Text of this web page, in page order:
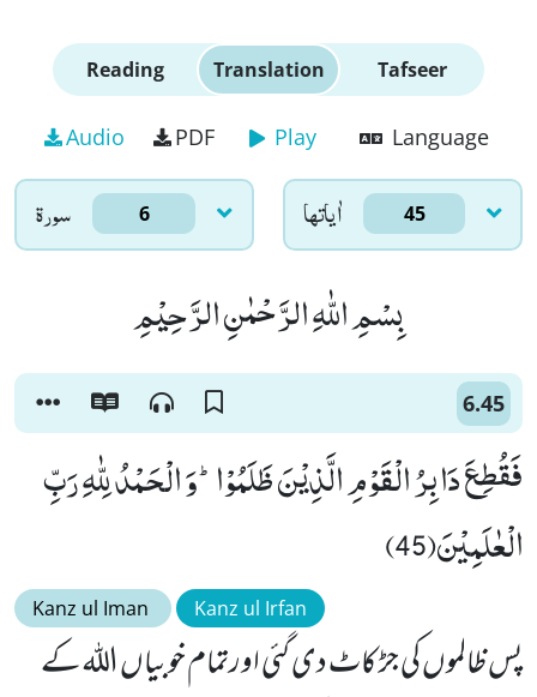
Reading Translation Tafseer
Audio PDF Play Language
سورۃ 6 اٰياتها 45
بِسْمِ اللّٰهِ الرَّحْمٰنِ الرَّحِیْمِ
6.45
فَقُطِعَ دَابِرُ الْقَوْمِ الَّذِیْنَ ظَلَمُوْاؕ-وَ الْحَمْدُ لِلّٰهِ رَبِّ
الْعٰلَمِیْنَ(45)
Kanz ul Iman Kanz ul Irfan
پس ظالموں کی جڑ کاٹ دی گئی اورتمام خوبیاں اللہ کے